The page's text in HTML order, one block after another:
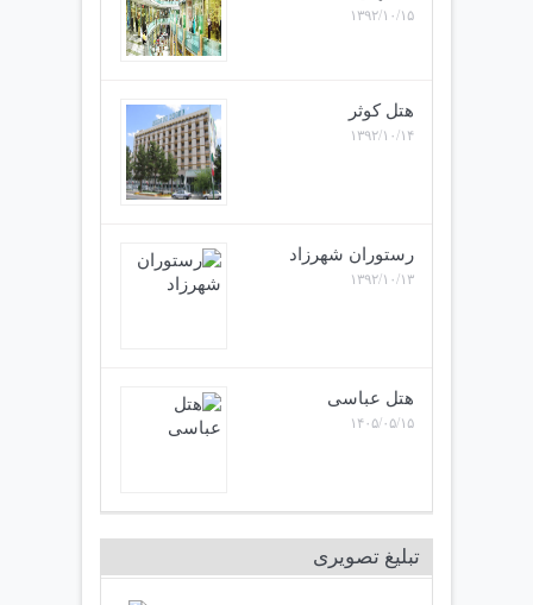
۱۳۹۲/۱۰/۱۵
هتل کوثر
۱۳۹۲/۱۰/۱۴
رستوران شهرزاد
۱۳۹۲/۱۰/۱۳
هتل عباسی
۱۴۰۵/۰۵/۱۵
تبلیغ تصویری